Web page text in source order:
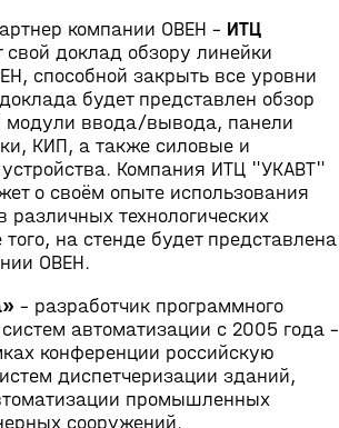
компании ОВЕН - ИТЦ
свой доклад обзору линейки
способной закрыть все уровни
будет представлен обзор
модули ввода/вывода, панели
КИП, а также силовые и
Компания ИТЦ "УКАВТ"
о своём опыте использования
технологических
на стенде будет представлена
ОВЕН.
– разработчик программного
автоматизации с 2005 года –
конференции российскую
диспетчеризации зданий,
промышленных